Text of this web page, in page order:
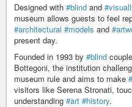
Designed with #blind and
museum allows guests to feel
#architectural #models and
present day.
Founded in 1993 by #blind
Bottegoni, the institution
museum rule and aims to make
visitors like Serena Stronati,
understanding #art #history.